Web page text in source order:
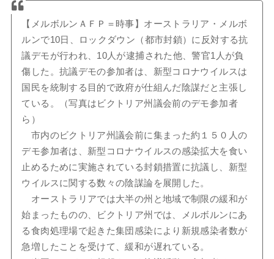
【メルボルンＡＦＰ＝時事】オーストラリア・メルボ
ルンで10日、ロックダウン（都市封鎖）に反対する抗
議デモが行われ、10人が逮捕された他、警官1人が負
傷した。抗議デモの参加者は、新型コロナウイルスは
国民を統制する目的で政府が仕組んだ陰謀だと主張し
ている。（写真はビクトリア州議会前のデモ参加者
ら）
市内のビクトリア州議会前に集まった約１５０人の
デモ参加者は、新型コロナウイルスの感染拡大を食い
止めるために実施されている封鎖措置に抗議し、新型
ウイルスに関する数々の陰謀論を展開した。
オーストラリアでは大半の州と地域で制限の緩和が
始まったものの、ビクトリア州では、メルボルンにあ
る食肉処理場で起きた集団感染により新規感染者数が
急増したことを受けて、緩和が遅れている。